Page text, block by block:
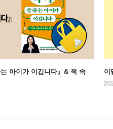
아이가 이깁니다』& 책 속
이